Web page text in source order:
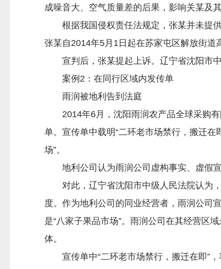
成噪音大、空气质量差的后果，影响关某及
根据我国侵权责任法规定，张某并未提供
张某自2014年5月1日起在苏家屯区解放街
宣判后，张某提起上诉。辽宁省沈阳市中
案例2：在同行区域内发传单
雨润被地利告到法庭
2014年6月，沈阳雨润农产品全球采购有
单。宣传单中载明“二环老市场禁行，搬迁
场”。
地利公司认为雨润公司虚构事实、虚假宣
对此，辽宁省沈阳市中级人民法院认为，
度。作为地利公司的同业经营者，雨润公司
是“八家子果品市场”。雨润公司在其经营区
体。
宣传单中“二环老市场禁行，搬迁在即”，